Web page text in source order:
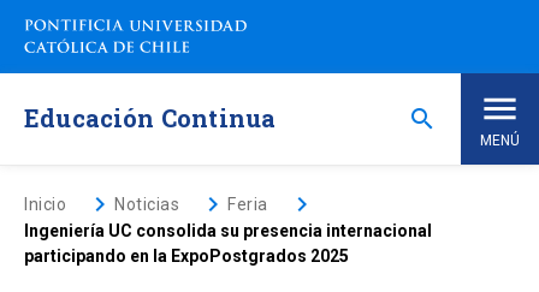
Saltar
contenido
Educación Continua search
MENÚ
Inicio
Nosotros
Inicio keyboard_arrow_rightNoticias keyboard_arrow_rightFeria keyboard_arrow_right
Ingeniería UC consolida su presencia internacional
participando en la ExpoPostgrados 2025